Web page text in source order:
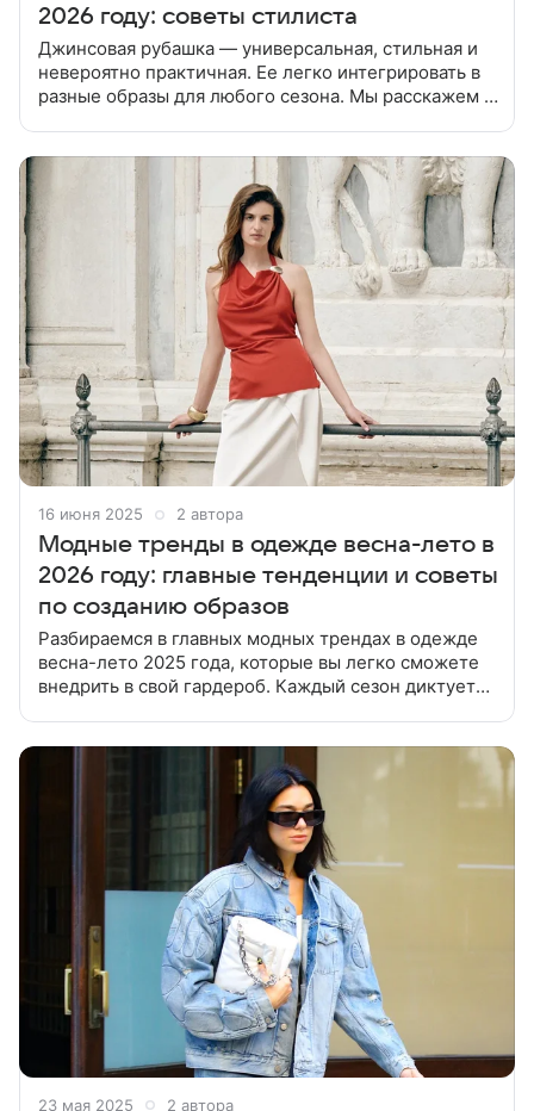
2026 году: советы стилиста
Джинсовая рубашка — универсальная, стильная и
невероятно практичная. Ее легко интегрировать в
разные образы для любого сезона. Мы расскажем с
16 июня 2025 2 автора
Модные тренды в одежде весна-лето в
2026 году: главные тенденции и советы
по созданию образов
Разбираемся в главных модных трендах в одежде
весна-лето 2025 года, которые вы легко сможете
внедрить в свой гардероб. Каждый сезон диктует
23 мая 2025 2 автора